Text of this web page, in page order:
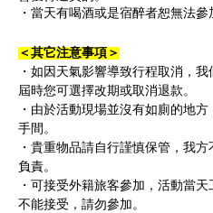
・ 當天有喝酒或是宿醉者恕無法
＜其它注意事項＞
・如因天氣影響導致行程取消，
屆時您可選擇改期或取消退款。
・由於活動現場並沒有如廁的地
手間。
・貴重物品請自行謹慎保管，我
負責。
・可接受外籍旅客參加，活動當
不能接受，請勿參加。